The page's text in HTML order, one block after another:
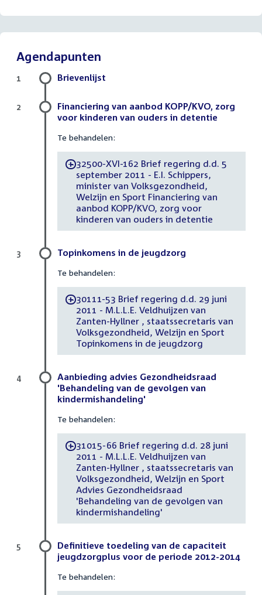
Agendapunten
Brievenlijst
1
Financiering van aanbod KOPP/KVO, zorg
voor kinderen van ouders in detentie
Te behandelen:
-32500-XVI-162 Brief regering d.d. 5
september 2011 - E.I. Schippers,
minister van Volksgezondheid,
Welzijn en Sport Financiering van
aanbod KOPP/KVO, zorg voor
kinderen van ouders in detentie
2
Topinkomens in de jeugdzorg
Te behandelen:
-30111-53 Brief regering d.d. 29 juni
2011 - M.L.L.E. Veldhuijzen van
Zanten-Hyllner , staatssecretaris van
Volksgezondheid, Welzijn en Sport
Topinkomens in de jeugdzorg
3
Aanbieding advies Gezondheidsraad
'Behandeling van de gevolgen van
kindermishandeling'
Te behandelen:
-31015-66 Brief regering d.d. 28 juni
2011 - M.L.L.E. Veldhuijzen van
Zanten-Hyllner , staatssecretaris van
Volksgezondheid, Welzijn en Sport
Advies Gezondheidsraad
'Behandeling van de gevolgen van
kindermishandeling'
4
Definitieve toedeling van de capaciteit
jeugdzorgplus voor de periode 2012-2014
Te behandelen:
5